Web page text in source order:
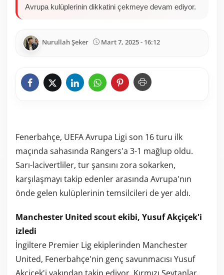
Avrupa kulüplerinin dikkatini çekmeye devam ediyor.
Nurullah Şeker Mart 7, 2025 - 16:12
Fenerbahçe, UEFA Avrupa Ligi son 16 turu ilk
maçında sahasında Rangers'a 3-1 mağlup oldu.
Sarı-lacivertliler, tur şansını zora sokarken,
karşılaşmayı takip edenler arasında Avrupa'nın
önde gelen kulüplerinin temsilcileri de yer aldı.
Manchester United scout ekibi, Yusuf Akçiçek'i
izledi
İngiltere Premier Lig ekiplerinden Manchester
United, Fenerbahçe'nin genç savunmacısı Yusuf